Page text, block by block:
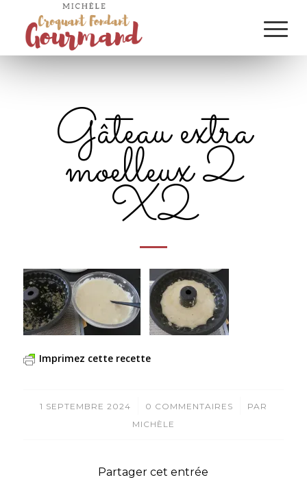
Gâteau extra
moelleux 2
X2
Imprimez cette recette
1 SEPTEMBRE 2024
/ 0 COMMENTAIRES
/
PAR
MICHÈLE
Partager cet entrée